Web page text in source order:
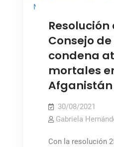
Naciones Unidas ante
Resolución
Consejo
condena
mortales
Afganistán
30/08/2021
Gabriela
Con la resolución